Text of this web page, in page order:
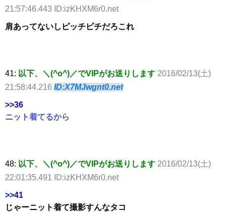
21:57:46.443 ID:izKHXM6r0.net
肩あってないしピッチピチだろこれ
41: 以下、＼(^o^)／でVIPがお送りします 2016/02/13(土)
21:58:44.216 ID:X7MJwgnt0.net
>>36
ニット着てるから
48: 以下、＼(^o^)／でVIPがお送りします 2016/02/13(土)
22:01:35.491 ID:izKHXM6r0.net
>>41
じゃーニット着て撮影すんなタコ